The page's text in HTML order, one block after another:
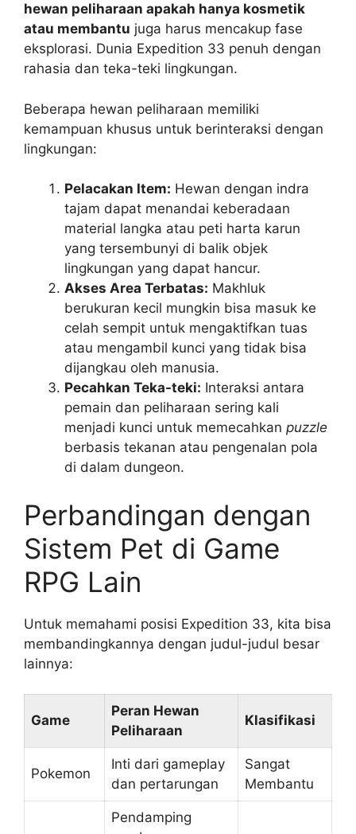
hewan peliharaan apakah hanya kosmetik
atau membantu juga harus mencakup fase
eksplorasi. Dunia Expedition 33 penuh dengan
rahasia dan teka-teki lingkungan.
Beberapa hewan peliharaan memiliki
kemampuan khusus untuk berinteraksi dengan
lingkungan:
Pelacakan Item: Hewan dengan indra
tajam dapat menandai keberadaan
material langka atau peti harta karun
yang tersembunyi di balik objek
lingkungan yang dapat hancur.
Akses Area Terbatas: Makhluk
berukuran kecil mungkin bisa masuk ke
celah sempit untuk mengaktifkan tuas
atau mengambil kunci yang tidak bisa
dijangkau oleh manusia.
Pecahkan Teka-teki: Interaksi antara
pemain dan peliharaan sering kali
menjadi kunci untuk memecahkan puzzle
berbasis tekanan atau pengenalan pola
di dalam dungeon.
Perbandingan dengan
Sistem Pet di Game
RPG Lain
Untuk memahami posisi Expedition 33, kita bisa
membandingkannya dengan judul-judul besar
lainnya:
Game
Peran Hewan
Peliharaan
Klasifikasi
Pokemon
Inti dari gameplay
dan pertarungan
Sangat
Membantu
Pendamping